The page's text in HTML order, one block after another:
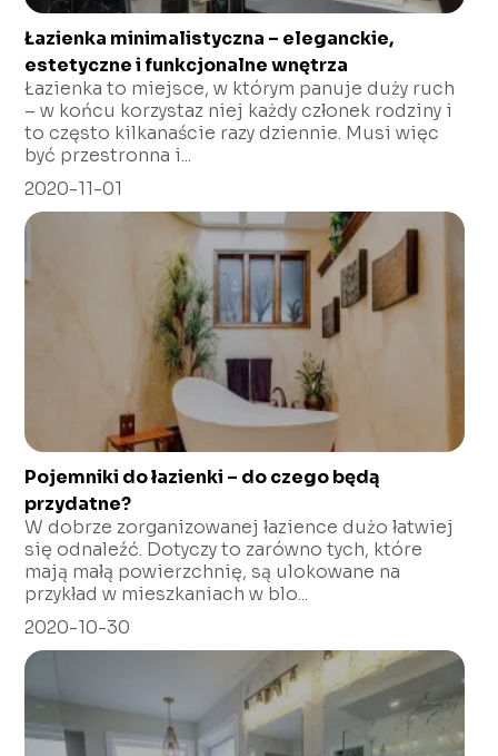
Łazienka minimalistyczna – eleganckie,
estetyczne i funkcjonalne wnętrza
Łazienka to miejsce, w którym panuje duży ruch
– w końcu korzystaz niej każdy członek rodziny i
to często kilkanaście razy dziennie. Musi więc
być przestronna i...
2020-11-01
Pojemniki do łazienki – do czego będą
przydatne?
W dobrze zorganizowanej łazience dużo łatwiej
się odnaleźć. Dotyczy to zarówno tych, które
mają małą powierzchnię, są ulokowane na
przykład w mieszkaniach w blo...
2020-10-30